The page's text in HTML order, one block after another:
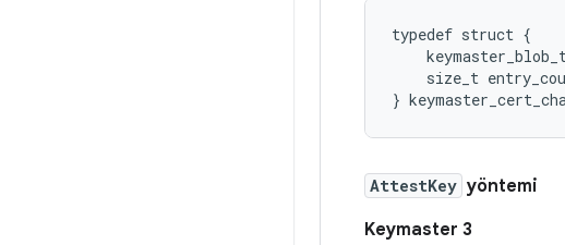
typedef struct {
size_t
AttestKey yöntemi
Keymaster 3